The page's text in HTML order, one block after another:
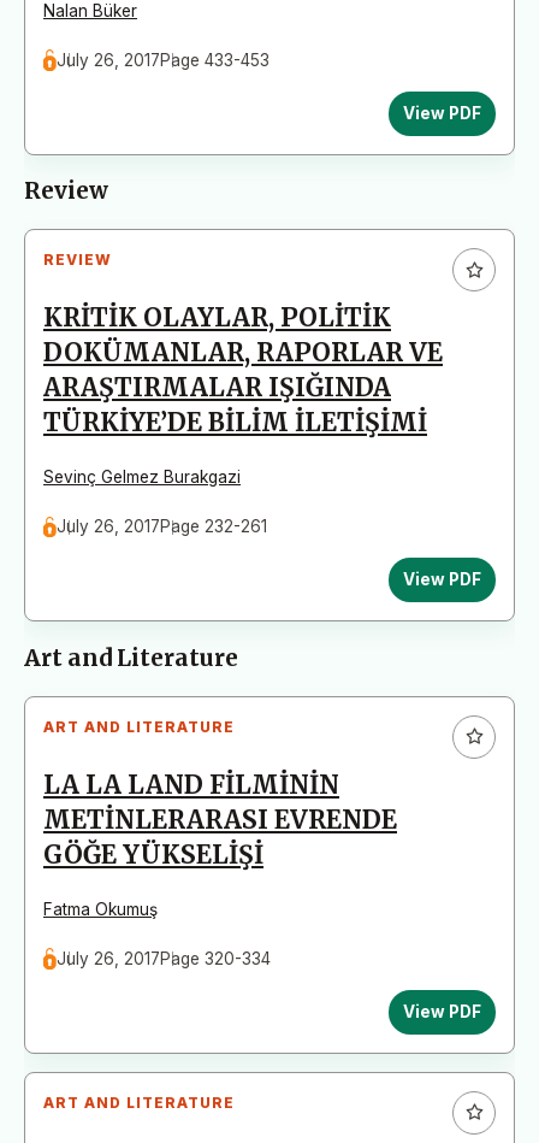
Nalan Büker
July 26, 2017Page 433-453
View PDF
Review
REVIEW
KRİTİK OLAYLAR, POLİTİK
DOKÜMANLAR, RAPORLAR VE
ARAŞTIRMALAR IŞIĞINDA
TÜRKİYE’DE BİLİM İLETİŞİMİ
Sevinç Gelmez Burakgazi
July 26, 2017Page 232-261
View PDF
Art and Literature
ART AND LITERATURE
LA LA LAND FİLMİNİN
METİNLERARASI EVRENDE
GÖĞE YÜKSELİŞİ
Fatma Okumuş
July 26, 2017Page 320-334
View PDF
ART AND LITERATURE